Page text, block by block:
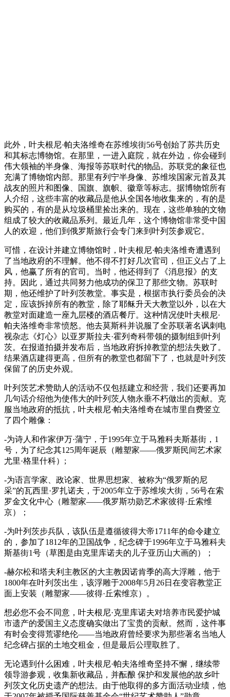
此外，叶夫根尼·帕夫洛维奇在苏维埃街56号创始了苏共历史
和其标志博物馆。在那里，一进入庭院，就在外边，你会碰到
伟大领袖的半身像、海报等苏联时代的物品。苏联党的象征也
充满了博物馆内部。那里有列宁半身像、苏维埃国家元首及其
战友的照片和图像、国旗、旗帜、徽章等标志。据博物馆所有
人介绍，这些丰富的收藏品是他从全国各地收集来的，有的是
购买的，有的是从垃圾桶里捡出来的。现在，这些单独的文物
组成了较大的收藏品系列。最近几年，这个博物馆非常受中国
人的欢迎，他们到俄罗斯旅行会专门来到叶列茨参观它。
可惜，在设计并建立博物馆时，叶夫根尼·帕夫洛维奇遭遇到
了当地政府的不理解。他不得不打好几次官司，但正义占了上
风，他赢了所有的官司。当时，他还得到了《消息报》的支
持。因此，通过共同努力他成功的保卫了那些文物。苏联时
期，他还维护了叶列茨教堂。事实是，根据市执行委员会的决
定，应该拆掉所有的教堂，除了耶稣升天大教堂以外，以在大
教堂对面建造一座九层楼的酒店餐厅。这种情况使叶夫根尼·
帕夫洛维奇非常愤怒。他去莫斯科并说服了全苏联著名讽刺电
视杂志《灯心》以亚罗斯拉夫·霍列奇科带领的摄制组到叶列
茨。在报道拍摄并发布后，当地政府拆掉教堂的想法失败了。
结果酒店建得更高，但所有的教堂也都留下了，也就是叶列茨
保留了的历史外观。
叶列茨艺术赞助人的活动不仅包括建立和经营，我们还要再加
几句话介绍他为使伟大的叶列茨人物永垂不朽做出的贡献。克
服当地政府的抵抗，叶夫根尼·帕夫洛维奇在城市里自费竖立
了四个雕像：
-为诗人和作家伊万·蒲宁，于1995年立于马雅科夫斯基街，1
号，为了纪念其125周年诞辰（雕塑家——俄罗斯民间艺术家
尤里·格里什科）;
-为语言学家、政论家、世界思想家、被称为“俄罗斯的尼
采”的瓦西里·罗扎诺夫，于2005年立于苏维埃大街，56号在索
罗金文化中心（雕塑家——俄罗斯功勋艺术家彼得·丘索维
京）；
-为叶列茨步兵队，该队伍是遵循彼得大帝1711年的命令建立
的，参加了1812年的卫国战争，纪念碑于1996年立于马雅科夫
斯基街1号（草图是由克里库诺夫的儿子亚历山大画的）；
-赫尔松和塔夫利主教区的大主教因诺肯季的高大浮雕，他于
1800年在叶列茨出生，该浮雕于2008年5月26日在变容教堂正
面上安装（雕塑家——彼得·丘索维京）。
想必您不会不同意，叶夫根尼·克里库诺夫对培养市民爱护城
市遗产的爱国主义态度确实做出了宝贵的贡献。然而，这件事
有时会变得荒谬绝伦——当地政府曾经要求为那些著名当地人
纪念碑占据的土地交租金，但是最后公理取胜了。
无论遇到什么困难，叶夫根尼·帕夫洛维奇坚持不懈，继续带
领导游参观，收集新收藏品，并酝酿 保护和发展他的故乡叶
列茨文化历史遗产的想法。由于他取得的多方面活动业绩，他